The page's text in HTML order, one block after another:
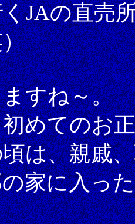
JAの直売
すね～。
めてのお
は、親戚
家に入っ